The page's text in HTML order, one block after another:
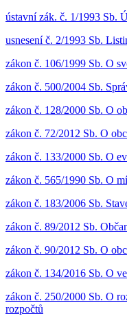
ústavní zák. č. 1/1993 Sb.
usnesení č. 2/1993 Sb.
zákon č. 106/1999 Sb. O
zákon č. 500/2004 Sb.
zákon č. 128/2000 Sb. O
zákon č. 72/2012 Sb. O
zákon č. 133/2000 Sb. O
zákon č. 565/1990 Sb. O
zákon č. 183/2006 Sb.
zákon č. 89/2012 Sb.
zákon č. 90/2012 Sb. O
zákon č. 134/2016 Sb. O
zákon č. 250/2000 Sb. O
rozpočtů